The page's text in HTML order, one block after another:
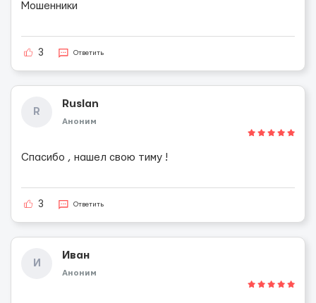
Мошенники
3 Ответить
R
Ruslan
Аноним
Спасибо , нашел свою тиму !
3 Ответить
И
Иван
Аноним